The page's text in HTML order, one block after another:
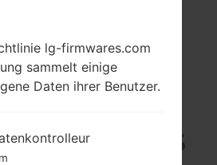
(LGE450B)
LG OPTIMUS
lg-firmwares.com
sammelt einige
Daten ihrer Benutzer.